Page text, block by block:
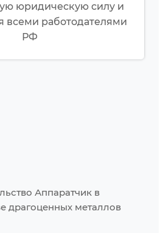
юридическую силу и
всеми работодателями
РФ
Аппаратчик в
драгоценных металлов